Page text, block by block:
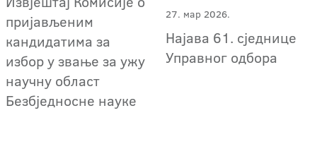
пријављеним
кандидатима за
избор у звање за ужу
научну област
Безбједносне науке
27. мар 2026.
Најава 61. сједнице
Управног одбора